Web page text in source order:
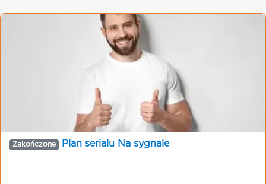
Zakończone Plan serialu Na sygnale